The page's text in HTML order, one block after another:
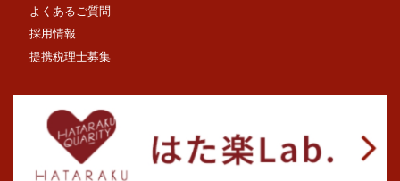
よくあるご質問
採用情報
提携税理士募集